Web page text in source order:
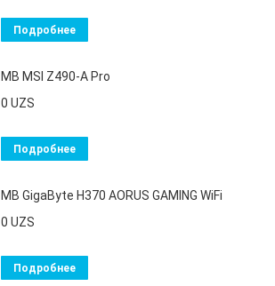
Подробнее
MB MSI Z490-A Pro
0 UZS
Подробнее
MB GigaByte H370 AORUS GAMING WiFi
0 UZS
Подробнее